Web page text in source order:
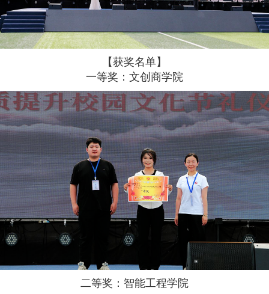
【获奖名单】
一等奖：文创商学院
二等奖：智能工程学院